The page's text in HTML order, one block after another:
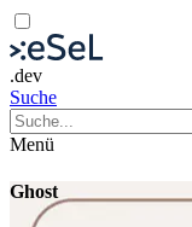
.dev
Suche
Menü
Ghost